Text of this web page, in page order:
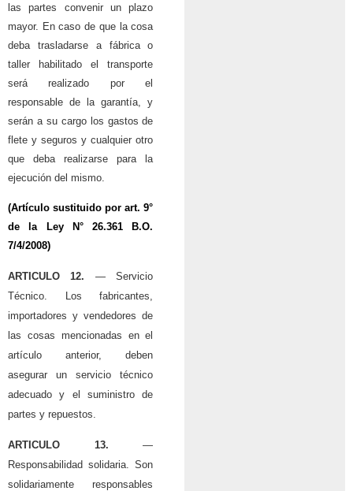
las partes convenir un plazo
mayor. En caso de que la cosa
deba trasladarse a fábrica o
taller habilitado el transporte
será realizado por el
responsable de la garantía, y
serán a su cargo los gastos de
flete y seguros y cualquier otro
que deba realizarse para la
ejecución del mismo.
(Artículo sustituido por art. 9°
de la
Ley N° 26.361 B.O.
7/4/2008)
ARTICULO 12. — Servicio
Técnico. Los fabricantes,
importadores y vendedores de
las cosas mencionadas en el
artículo anterior, deben
asegurar un servicio técnico
adecuado y el suministro de
partes y repuestos.
ARTICULO 13. —
Responsabilidad solidaria. Son
solidariamente responsables